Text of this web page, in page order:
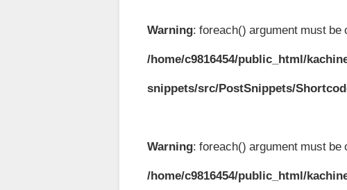
Warning: foreach() argument must
/home/c9816454/public_html/
snippets/src/PostSnippets/
Warning: foreach() argument must
/home/c9816454/public_html/